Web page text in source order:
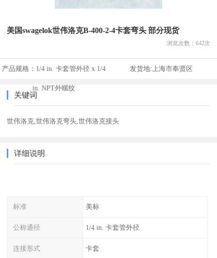
美国swagelok世伟洛克B-400-2-4卡套弯头 部分现货
浏览次数： 642次
产品规格： 1/4 in. 卡套管外径 x 1/4
in. NPT外螺纹
发货地: 上海市奉贤区
关键词
世伟洛克,世伟洛克弯头,世伟洛克接头
详细说明
标准 美标
公称通径 1/4 in. 卡套管外径
连接形式 卡套